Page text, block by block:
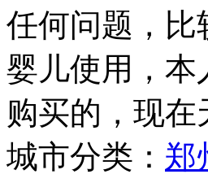
任何问题，比
婴儿使用，本
购买的，现
城市分类： 郑